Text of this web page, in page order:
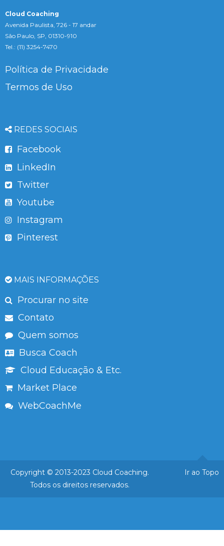
Cloud Coaching
Avenida Paulista, 726 - 17 andar
São Paulo, SP, 01310-910
Tel.: (11) 3254-7470
Política de Privacidade
Termos de Uso
REDES SOCIAIS
Facebook
LinkedIn
Twitter
Youtube
Instagram
Pinterest
MAIS INFORMAÇÕES
Procurar no site
Contato
Quem somos
Busca Coach
Cloud Educação & Etc.
Market Place
WebCoachMe
Ir ao Topo
Copyright © 2013-2023 Cloud Coaching.
Todos os direitos reservados.